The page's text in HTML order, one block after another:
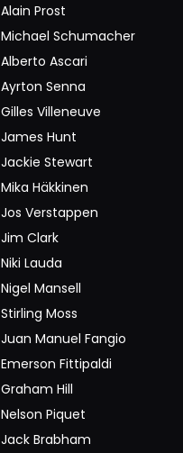
Alain Prost
Michael Schumacher
Alberto Ascari
Ayrton Senna
Gilles Villeneuve
James Hunt
Jackie Stewart
Mika Häkkinen
Jos Verstappen
Jim Clark
Niki Lauda
Nigel Mansell
Stirling Moss
Juan Manuel Fangio
Emerson Fittipaldi
Graham Hill
Nelson Piquet
Jack Brabham